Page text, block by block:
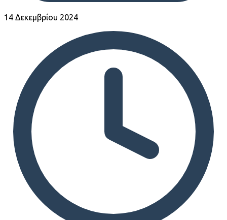
14 Δεκεμβρίου 2024